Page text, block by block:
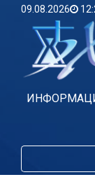
09.08.2026